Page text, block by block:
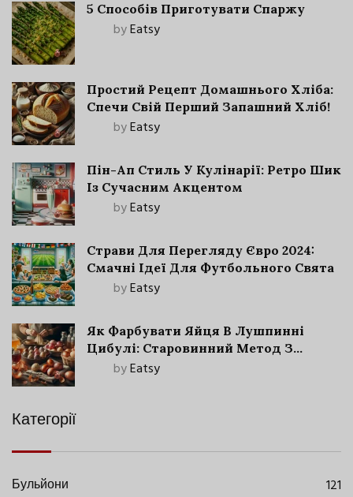
5 Способів Приготувати Спаржу
byEatsy
Простий Рецепт Домашнього Хліба:
Спечи Свій Перший Запашний Хліб!
byEatsy
Пін-Ап Стиль У Кулінарії: Ретро Шик
Із Сучасним Акцентом
byEatsy
Страви Для Перегляду Євро 2024:
Смачні Ідеї Для Футбольного Свята
byEatsy
Як Фарбувати Яйця В Лушпинні
Цибулі: Старовинний Метод З
Сучасними Нюансами
byEatsy
Категорії
Бульйони
121